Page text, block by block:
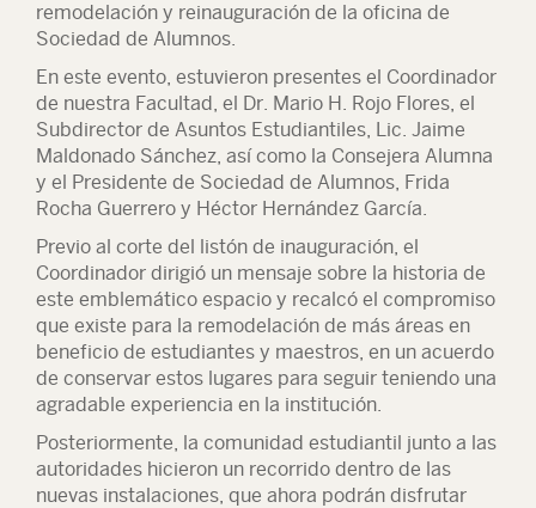
remodelación y reinauguración de la oficina de
Sociedad de Alumnos.
En este evento, estuvieron presentes el Coordinador
de nuestra Facultad, el Dr. Mario H. Rojo Flores, el
Subdirector de Asuntos Estudiantiles, Lic. Jaime
Maldonado Sánchez, así como la Consejera Alumna
y el Presidente de Sociedad de Alumnos, Frida
Rocha Guerrero y Héctor Hernández García.
Previo al corte del listón de inauguración, el
Coordinador dirigió un mensaje sobre la historia de
este emblemático espacio y recalcó el compromiso
que existe para la remodelación de más áreas en
beneficio de estudiantes y maestros, en un acuerdo
de conservar estos lugares para seguir teniendo una
agradable experiencia en la institución.
Posteriormente, la comunidad estudiantil junto a las
autoridades hicieron un recorrido dentro de las
nuevas instalaciones, que ahora podrán disfrutar